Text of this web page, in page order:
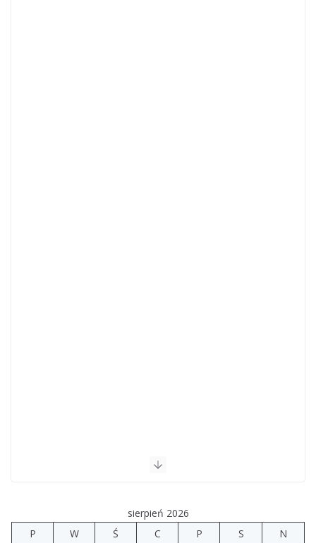
sierpień 2026
P
W Ś C P S
N